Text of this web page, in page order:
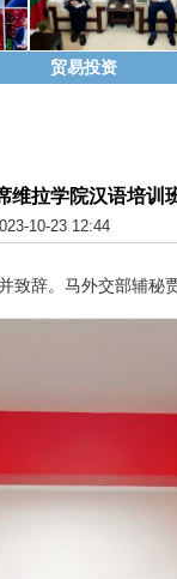
贸易投资
维拉学院汉语培训
10-23 12:44
辞。马外交部辅秘